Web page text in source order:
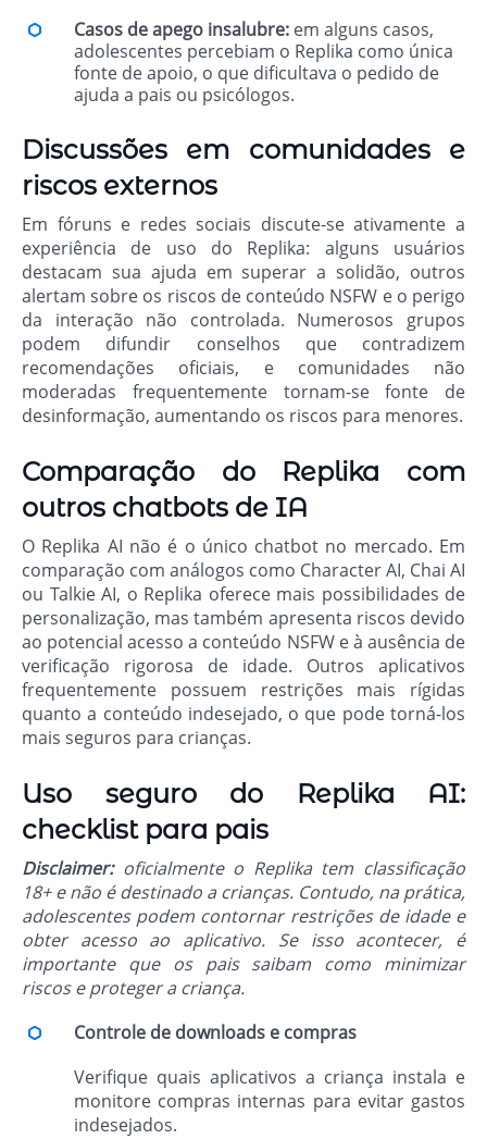
Casos de apego insalubre: em alguns casos,
adolescentes percebiam o Replika como única
fonte de apoio, o que dificultava o pedido de
ajuda a pais ou psicólogos.
Discussões em comunidades e
riscos externos
Em fóruns e redes sociais discute-se ativamente a
experiência de uso do Replika: alguns usuários
destacam sua ajuda em superar a solidão, outros
alertam sobre os riscos de conteúdo NSFW e o perigo
da interação não controlada. Numerosos grupos
podem difundir conselhos que contradizem
recomendações oficiais, e comunidades não
moderadas frequentemente tornam-se fonte de
desinformação, aumentando os riscos para menores.
Comparação do Replika com
outros chatbots de IA
O Replika AI não é o único chatbot no mercado. Em
comparação com análogos como Character AI, Chai AI
ou Talkie AI, o Replika oferece mais possibilidades de
personalização, mas também apresenta riscos devido
ao potencial acesso a conteúdo NSFW e à ausência de
verificação rigorosa de idade. Outros aplicativos
frequentemente possuem restrições mais rígidas
quanto a conteúdo indesejado, o que pode torná-los
mais seguros para crianças.
Uso seguro do Replika AI:
checklist para pais
Disclaimer:oficialmente o Replika tem classificação
18+ e não é destinado a crianças. Contudo, na prática,
adolescentes podem contornar restrições de idade e
obter acesso ao aplicativo. Se isso acontecer, é
importante que os pais saibam como minimizar
riscos e proteger a criança.
Controle de downloads e compras
Verifique quais aplicativos a criança instala e
monitore compras internas para evitar gastos
indesejados.